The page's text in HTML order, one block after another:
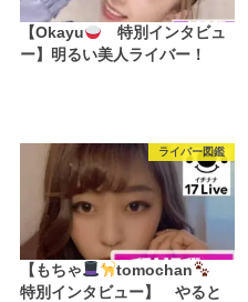
【Okayu
特別インタビュ
ー】明るい美人ライバー！
ライバー図鑑
【もちゃ
tomochan
特別インタビュー】 やると